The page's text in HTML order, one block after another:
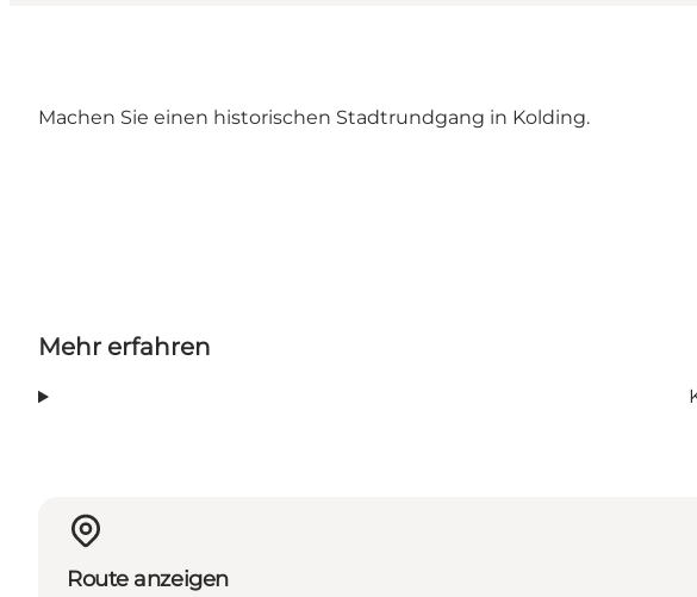
Machen Sie einen historischen Stadtrundgang in Kolding.
Mehr erfahren
Route anzeigen